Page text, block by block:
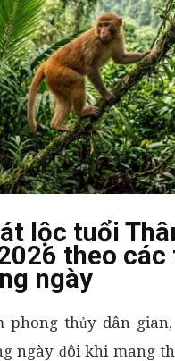
lộc tuổi
theo các
ngày
phong thủy dân
ngày đôi khi mang